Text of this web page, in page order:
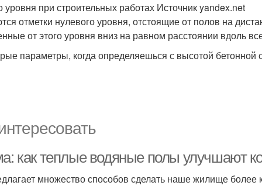
при строительных работах Источник yandex.net
отметки нулевого уровня, отстоящие от полов на
от этого уровня вниз на равном расстоянии вдоль
параметры, когда определяешься с высотой бетонной
как теплые водяные полы улучшают
множество способов сделать наше жилище